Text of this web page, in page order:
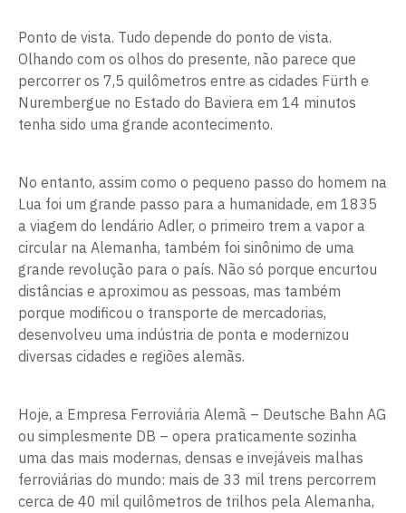
Ponto de vista. Tudo depende do ponto de vista.
Olhando com os olhos do presente, não parece que
percorrer os 7,5 quilômetros entre as cidades Fürth e
Nurembergue no Estado do Baviera em 14 minutos
tenha sido uma grande acontecimento.
No entanto, assim como o pequeno passo do homem na
Lua foi um grande passo para a humanidade, em 1835
a viagem do lendário Adler, o primeiro trem a vapor a
circular na Alemanha, também foi sinônimo de uma
grande revolução para o país. Não só porque encurtou
distâncias e aproximou as pessoas, mas também
porque modificou o transporte de mercadorias,
desenvolveu uma indústria de ponta e modernizou
diversas cidades e regiões alemãs.
Hoje, a Empresa Ferroviária Alemã – Deutsche Bahn AG
ou simplesmente DB – opera praticamente sozinha
uma das mais modernas, densas e invejáveis malhas
ferroviárias do mundo: mais de 33 mil trens percorrem
cerca de 40 mil quilômetros de trilhos pela Alemanha,